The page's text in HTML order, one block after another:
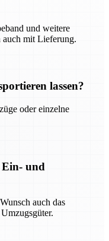
und weitere
mit Lieferung.
lassen?
oder einzelne
und
auch das